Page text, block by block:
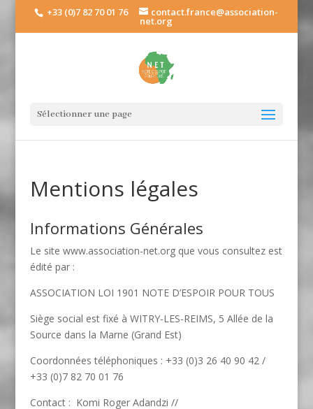
+33 (0)7 82 70 01 76 contact.france@association-
net.org
Sélectionner une page
Mentions légales
Informations Générales
Le site www.association-net.org que vous consultez est
édité par :
ASSOCIATION LOI 1901 NOTE D’ESPOIR POUR TOUS
Siège social est fixé à WITRY-LES-REIMS, 5 Allée de la
Source dans la Marne (Grand Est)
Coordonnées téléphoniques : +33 (0)3 26 40 90 42 /
+33 (0)7 82 70 01 76
Contact : Komi Roger Adandzi //